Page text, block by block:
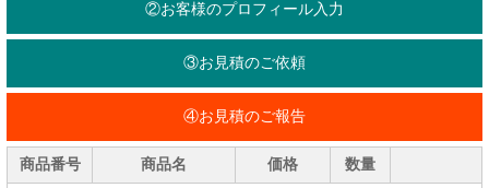
②お客様のプロフィール入力
③お見積のご依頼
④お見積のご報告
商品番号 商品名 価格 数量